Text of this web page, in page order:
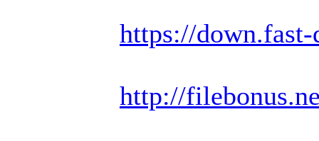
https://down.fast-
http://